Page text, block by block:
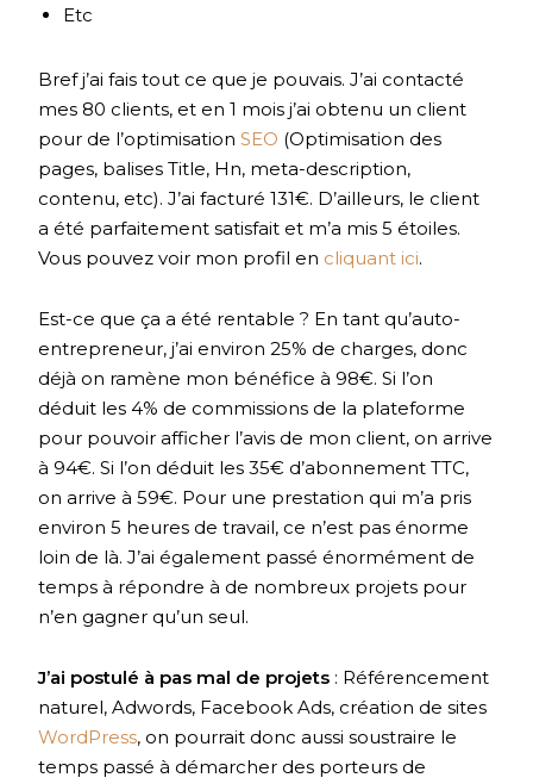
Etc
Bref j’ai fais tout ce que je pouvais. J’ai contacté
mes 80 clients, et en 1 mois j’ai obtenu un client
pour de l’optimisationSEO (Optimisation des
pages, balises Title, Hn, meta-description,
contenu, etc). J’ai facturé 131€. D’ailleurs, le client
a été parfaitement satisfait et m’a mis 5 étoiles.
Vous pouvez voir mon profil en cliquant ici.
Est-ce que ça a été rentable ? En tant qu’auto-
entrepreneur, j’ai environ 25% de charges, donc
déjà on ramène mon bénéfice à 98€. Si l’on
déduit les 4% de commissions de la plateforme
pour pouvoir afficher l’avis de mon client, on arrive
à 94€. Si l’on déduit les 35€ d’abonnement TTC,
on arrive à 59€. Pour une prestation qui m’a pris
environ 5 heures de travail, ce n’est pas énorme
loin de là. J’ai également passé énormément de
temps à répondre à de nombreux projets pour
n’en gagner qu’un seul.
J’ai postulé à pas mal de projets : Référencement
naturel, Adwords, Facebook Ads, création de sites
WordPress, on pourrait donc aussi soustraire le
temps passé à démarcher des porteurs de